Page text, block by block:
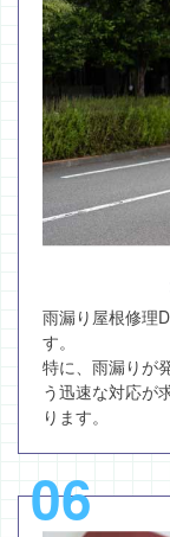
雨漏り屋根修理
す。
特に、雨漏りが
う迅速な対応が
ります。
06